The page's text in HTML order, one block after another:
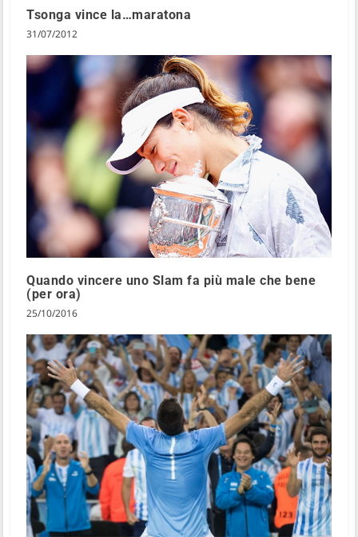
Tsonga vince la…maratona
31/07/2012
Quando vincere uno Slam fa più male che bene
(per ora)
25/10/2016